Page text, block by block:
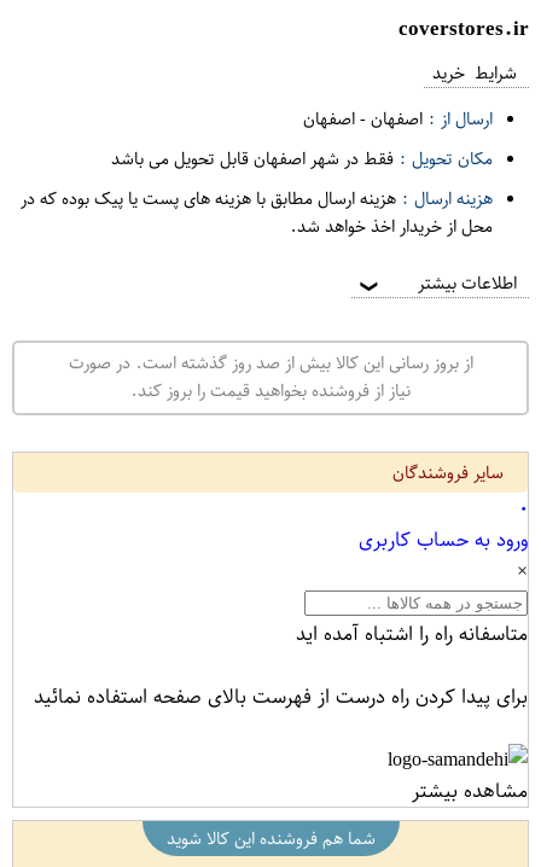
coverstores.ir
شرایط خرید
ارسال از : اصفهان-اصفهان
مکان تحویل : فقط در شهر اصفهان قابل تحویل می باشد
هزینه ارسال : هزینه ارسال مطابق با هزینه های پست یا پیک بوده که در
محل از خریدار اخذ خواهد شد.
اطلاعات بیشتر ❯
از بروز رسانی این کالا بیش از صد روز گذشته است. در صورت
نیاز از فروشنده بخواهید قیمت را بروز کند.
سایر فروشندگان
۰
ورود به حساب کاربری
×
متاسفانه راه را اشتباه آمده اید
برای پیدا کردن راه درست از فهرست بالای صفحه استفاده نمائید
مشاهده بیشتر
شما هم فروشنده این کالا شوید